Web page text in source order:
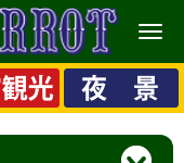
メ
ニ
ュ
ー